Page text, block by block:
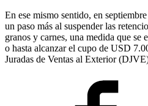
En ese mismo sentido, en
un paso más al suspender las
granos y carnes, una medida que se
o hasta alcanzar el cupo de USD
Juradas de Ventas al Exterior